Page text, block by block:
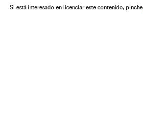
Si está interesado en licenciar este contenido, pinche